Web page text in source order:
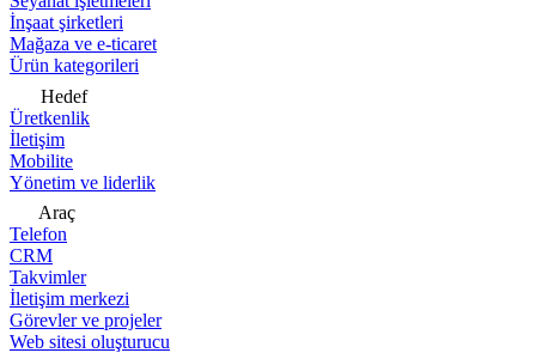
İnşaat şirketleri
Mağaza ve e-ticaret
Ürün kategorileri
Hedef
Üretkenlik
İletişim
Mobilite
Yönetim ve liderlik
Araç
Telefon
CRM
Takvimler
İletişim merkezi
Görevler ve projeler
Web sitesi oluşturucu